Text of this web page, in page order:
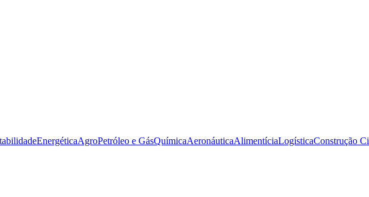
EnergéticaAgroPetróleo e GásQuímicaAeronáuticaAlimentíciaLogísticaConstrução